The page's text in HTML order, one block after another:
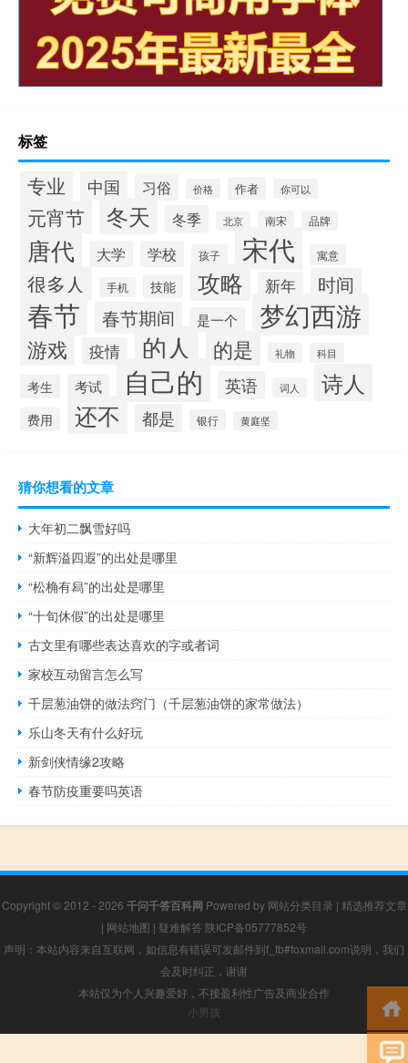
标签
专业 中国 习俗 价格 作者 你可以
元宵节 冬天 冬季 北京 南宋 品牌
唐代 大学 学校 孩子 宋代 寓意
很多人 手机 技能 攻略 新年 时间
春节 春节期间 是一个 梦幻西游
游戏 疫情 的人 的是 礼物 科目
考生 考试 自己的 英语 词人 诗人
费用 还不 都是 银行 黄庭坚
猜你想看的文章
大年初二飘雪好吗
“新辉溢四遐”的出处是哪里
“松桷有舄”的出处是哪里
“十旬休假”的出处是哪里
古文里有哪些表达喜欢的字或者词
家校互动留言怎么写
千层葱油饼的做法窍门（千层葱油饼的家常做法）
乐山冬天有什么好玩
新剑侠情缘2攻略
春节防疫重要吗英语
Copyright © 2012 - 2026 千问千答百科网 Powered by 网站分类目录 | 精选推荐文章
| 网站地图 | 疑难解答 陕ICP备05777852号
声明：本站内容来自互联网，如信息有错误可发邮件到f_fb#foxmail.com说明，我们
会及时纠正，谢谢
本站仅为个人兴趣爱好，不接盈利性广告及商业合作
小男孩